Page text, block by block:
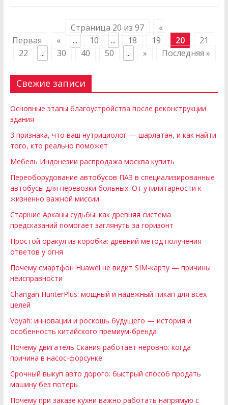
Страница 20 из 97
«
Первая
« ... 10 ... 18 19 20
21
22
... 30 40 50 ... » Последняя »
Свежие записи
Основные этапы благоустройства после реконструкции
здания
3 признака, что ваш нутрициолог — шарлатан, и как найти
того, кто реально поможет
Мебель Индонезии распродажа москва купить
Переоборудование автобусов ПАЗ в специализированные
автобусы для перевозки больных: От утилитарности к
жизненно важной миссии
Старшие Арканы судьбы: как древняя система
предсказаний помогает заглянуть за горизонт
Простой оракул из коробка: древний метод получения
ответов у огня
Почему смартфон Huawei не видит SIM-карту — причины
неисправности
Changan HunterPlus: мощный и надежный пикап для всех
целей
Voyah: инновации и роскошь будущего — история и
особенность китайского премиум-бренда
Почему двигатель Скания работает неровно: когда
причина в насос-форсунке
Срочный выкуп авто дорого: быстрый способ продать
машину без потерь
Почему при заказе кухни важно работать напрямую с